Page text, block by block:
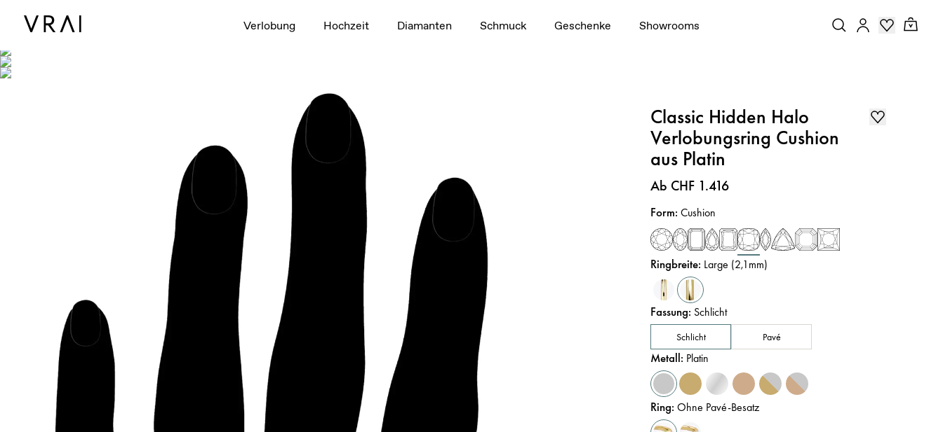
Verlobung Hochzeit Diamanten Schmuck Geschenke Showrooms
Classic Hidden Halo
Verlobungsring Cushion
aus Platin
Preis:
Ab CHF 1.416
Form:Cushion
Ringbreite: Large (2,1mm)
Fassung: Schlicht
Schlicht Pavé
Metall: Platin
Ring:Ohne Pavé-Besatz